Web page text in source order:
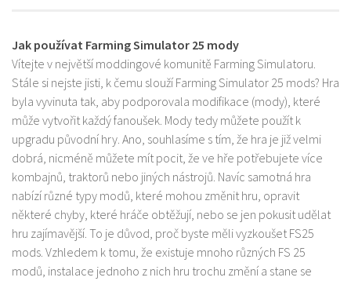
Jak používat Farming Simulator 25 mody
Vítejte v největší moddingové komunitě Farming Simulatoru.
Stále si nejste jisti, k čemu slouží Farming Simulator 25 mods? Hra
byla vyvinuta tak, aby podporovala modifikace (mody), které
může vytvořit každý fanoušek. Mody tedy můžete použít k
upgradu původní hry. Ano, souhlasíme s tím, že hra je již velmi
dobrá, nicméně můžete mít pocit, že ve hře potřebujete více
kombajnů, traktorů nebo jiných nástrojů. Navíc samotná hra
nabízí různé typy modů, které mohou změnit hru, opravit
některé chyby, které hráče obtěžují, nebo se jen pokusit udělat
hru zajímavější. To je důvod, proč byste měli vyzkoušet FS25
mods. Vzhledem k tomu, že existuje mnoho různých FS 25
modů, instalace jednoho z nich hru trochu změní a stane se